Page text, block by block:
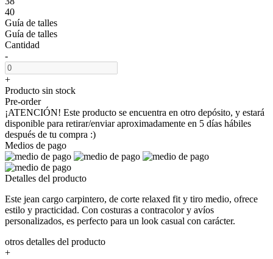
40
Guía de talles
Guía de talles
Cantidad
-
+
Producto sin stock
Pre-order
¡ATENCIÓN! Este producto se encuentra en otro depósito, y estará
disponible para retirar/enviar aproximadamente en 5 días hábiles
después de tu compra :)
Medios de pago
Detalles del producto
Este jean cargo carpintero, de corte relaxed fit y tiro medio, ofrece
estilo y practicidad. Con costuras a contracolor y avíos
personalizados, es perfecto para un look casual con carácter.
otros detalles del producto
+